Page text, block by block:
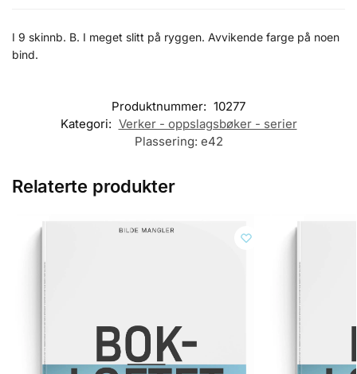
I 9 skinnb. B. I meget slitt på ryggen. Avvikende farge på noen
bind.
Produktnummer: 10277
Kategori: Verker - oppslagsbøker - serier
Plassering: e42
Relaterte produkter